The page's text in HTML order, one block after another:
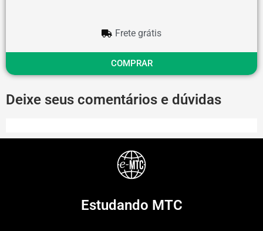
Frete grátis
COMPRAR
Deixe seus comentários e dúvidas
Estudando MTC